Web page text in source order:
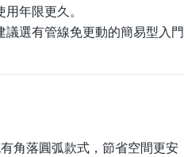
年限更久。
選有管線免更動的簡易型入門
角落圓弧款式，節省空間更安